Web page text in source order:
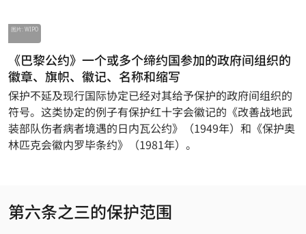
图片: WIPO
《巴黎公约》一个或多个缔约国参加的政府间组织的
徽章、旗帜、徽记、名称和缩写
保护不延及现行国际协定已经对其给予保护的政府间组织的
符号。这类协定的例子有保护红十字会徽记的《改善战地武
装部队伤者病者境遇的日内瓦公约》（1949年）和《保护奥
林匹克会徽内罗毕条约》（1981年）。
第六条之三的保护范围